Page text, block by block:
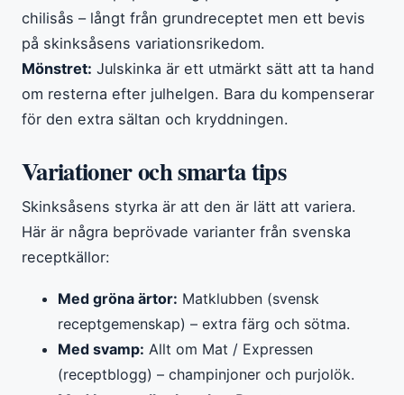
chilisås – långt från grundreceptet men ett bevis
på skinksåsens variationsrikedom.
Mönstret: Julskinka är ett utmärkt sätt att ta hand
om resterna efter julhelgen. Bara du kompenserar
för den extra sältan och kryddningen.
Variationer och smarta tips
Skinksåsens styrka är att den är lätt att variera.
Här är några beprövade varianter från svenska
receptkällor:
Med gröna ärtor: Matklubben (svensk
receptgemenskap) – extra färg och sötma.
Med svamp: Allt om Mat / Expressen
(receptblogg) – champinjoner och purjolök.